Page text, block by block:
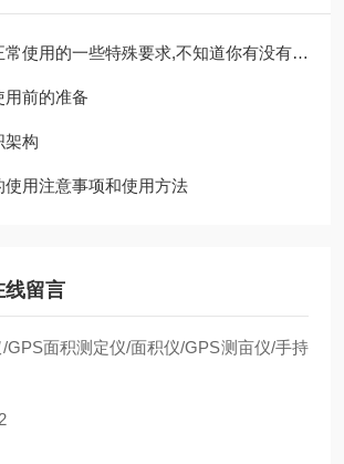
使用的一些特殊要求,不知道你有没有注意到
用前的准备
架构
使用注意事项和使用方法
线留言
/GPS面积测定仪/面积仪/GPS测亩仪/手持